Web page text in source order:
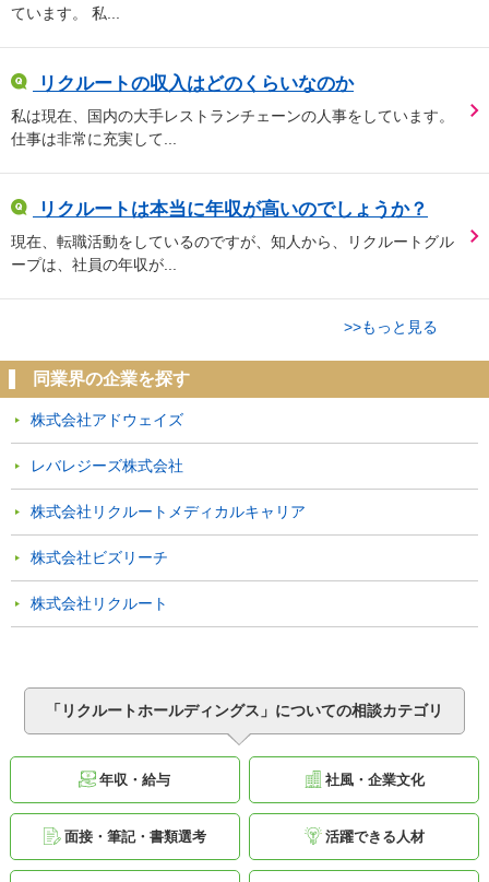
ています。 私...
リクルートの収入はどのくらいなのか
私は現在、国内の大手レストランチェーンの人事をしています。
仕事は非常に充実して...
リクルートは本当に年収が高いのでしょうか？
現在、転職活動をしているのですが、知人から、リクルートグル
ープは、社員の年収が...
>>もっと見る
同業界の企業を探す
株式会社アドウェイズ
レバレジーズ株式会社
株式会社リクルートメディカルキャリア
株式会社ビズリーチ
株式会社リクルート
「リクルートホールディングス」についての相談カテゴリ
年収・給与 社風・企業文化
面接・筆記・書類選考 活躍できる人材